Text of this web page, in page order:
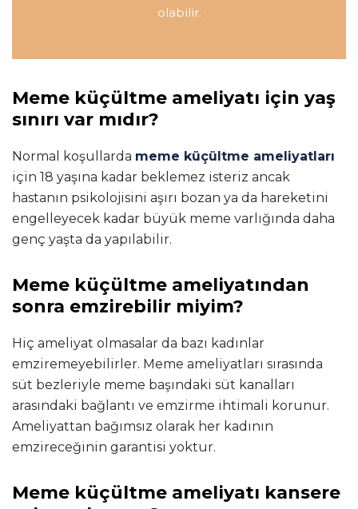
olabilir.
Meme küçültme ameliyatı için yaş
sınırı var mıdır?
Normal koşullarda meme küçültme ameliyatları
için 18 yaşına kadar beklemez isteriz ancak
hastanın psikolojisini aşırı bozan ya da hareketini
engelleyecek kadar büyük meme varlığında daha
genç yaşta da yapılabilir.
Meme küçültme ameliyatından
sonra emzirebilir miyim?
Hiç ameliyat olmasalar da bazı kadınlar
emziremeyebilirler. Meme ameliyatları sırasında
süt bezleriyle meme başındaki süt kanalları
arasındaki bağlantı ve emzirme ihtimali korunur.
Ameliyattan bağımsız olarak her kadının
emzireceğinin garantisi yoktur.
Meme küçültme ameliyatı kansere